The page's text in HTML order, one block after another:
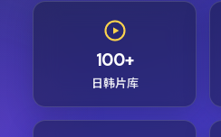
100+
日韩片库